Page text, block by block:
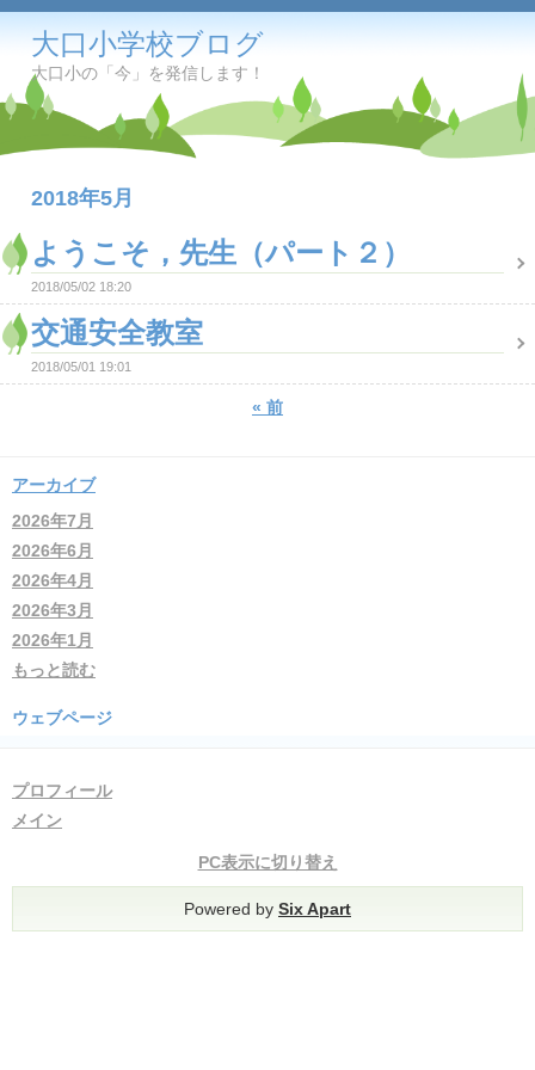
大口小学校ブログ
大口小の「今」を発信します！
2018年5月
ようこそ，先生（パート２）
2018/05/02 18:20
交通安全教室
2018/05/01 19:01
« 前
アーカイブ
2026年7月
2026年6月
2026年4月
2026年3月
2026年1月
もっと読む
ウェブページ
プロフィール
メイン
PC表示に切り替え
Powered by Six Apart